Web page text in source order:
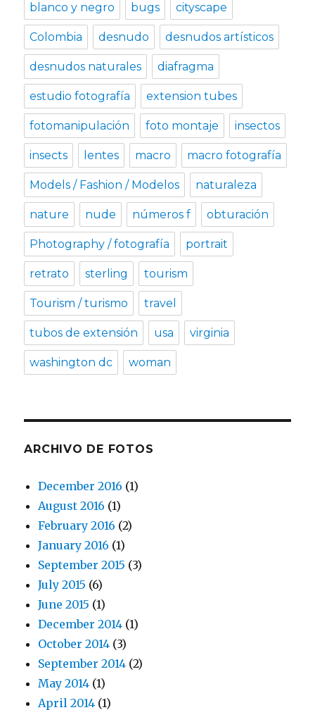
blanco y negro bugs cityscape
Colombia desnudo desnudos artísticos
desnudos naturales diafragma
estudio fotografía extension tubes
fotomanipulación foto montaje insectos
insects lentes macro macro fotografía
Models / Fashion / Modelos naturaleza
nature nude números f obturación
Photography / fotografía portrait
retrato sterling tourism
Tourism / turismo travel
tubos de extensión usa virginia
washington dc woman
ARCHIVO DE FOTOS
December 2016 (1)
August 2016 (1)
February 2016 (2)
January 2016 (1)
September 2015 (3)
July 2015 (6)
June 2015 (1)
December 2014 (1)
October 2014 (3)
September 2014 (2)
May 2014 (1)
April 2014 (1)